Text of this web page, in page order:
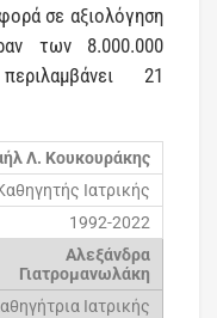
σε αξιολόγηση
των 8.000.000
21
Λ. Κουκουράκης
Ιατρικής
1992-2022
Αλεξάνδρα
Γιατρομανωλάκη
Ιατρικής